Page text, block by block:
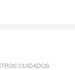
CUIDADOS